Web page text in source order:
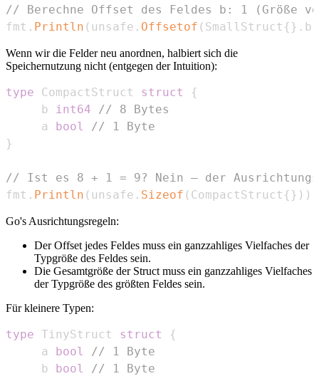
// Berechne Offset des Feldes b: 1 (Größe
fmt . Println ( unsafe . Offsetof ( SmallStruct { } . b
Wenn wir die Felder neu anordnen, halbiert sich die
Speichernutzung nicht (entgegen der Intuition):
type CompactStruct struct
{
	 b
int64
// 8 Bytes
	 a
bool
// 1 Byte
}
// Ist es 8 + 1 = 9? Nein – der
fmt . Println ( unsafe . Sizeof ( CompactStruct { } ) )
Go's Ausrichtungsregeln:
Der Offset jedes Feldes muss ein ganzzahliges Vielfaches der
Typgröße des Feldes sein.
Die Gesamtgröße der Struct muss ein ganzzahliges Vielfaches
der Typgröße des größten Feldes sein.
Für kleinere Typen:
type TinyStruct struct
{
	 a
bool
// 1 Byte
	 b
bool
// 1 Byte